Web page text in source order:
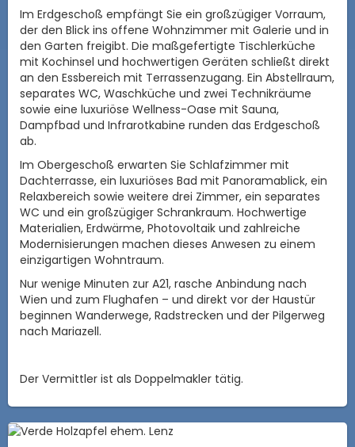
Im Erdgeschoß empfängt Sie ein großzügiger Vorraum,
der den Blick ins offene Wohnzimmer mit Galerie und in
den Garten freigibt. Die maßgefertigte Tischlerküche
mit Kochinsel und hochwertigen Geräten schließt direkt
an den Essbereich mit Terrassenzugang. Ein Abstellraum,
separates WC, Waschküche und zwei Technikräume
sowie eine luxuriöse Wellness-Oase mit Sauna,
Dampfbad und Infrarotkabine runden das Erdgeschoß
ab.
Im Obergeschoß erwarten Sie Schlafzimmer mit
Dachterrasse, ein luxuriöses Bad mit Panoramablick, ein
Relaxbereich sowie weitere drei Zimmer, ein separates
WC und ein großzügiger Schrankraum. Hochwertige
Materialien, Erdwärme, Photovoltaik und zahlreiche
Modernisierungen machen dieses Anwesen zu einem
einzigartigen Wohntraum.
Nur wenige Minuten zur A21, rasche Anbindung nach
Wien und zum Flughafen – und direkt vor der Haustür
beginnen Wanderwege, Radstrecken und der Pilgerweg
nach Mariazell.
Der Vermittler ist als Doppelmakler tätig.